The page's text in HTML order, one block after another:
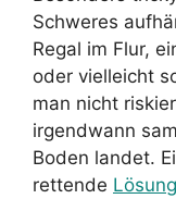
Schweres
Regal im Flur,
oder vielleicht
man nicht
irgendwann
Boden landet.
rettende Lösung